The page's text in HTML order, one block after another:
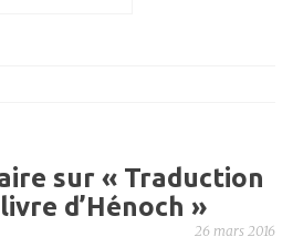
sur « Traduction
d’Hénoch »
26 mars 2016